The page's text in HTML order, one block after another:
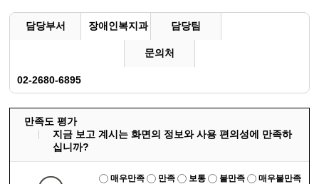
담당부서 장애인복지과 담당팀
문의처
02-2680-6895
만족도 평가
지금 보고 계시는 화면의 정보와 사용 편의성에 만족하
십니까?
매우만족 만족 보통 불만족 매우불만족